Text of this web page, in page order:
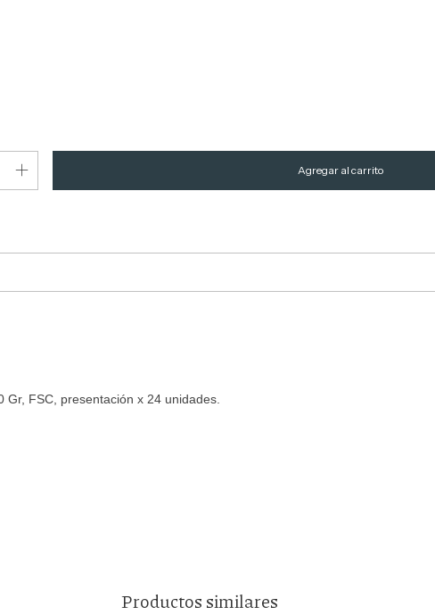
FSC, presentación x 24 unidades.
Productos similares